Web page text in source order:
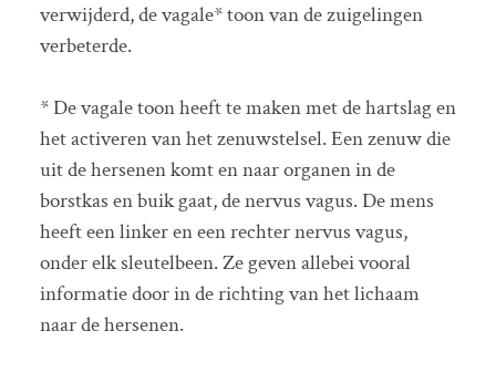
verwijderd, de vagale* toon van de zuigelingen
verbeterde.
* De vagale toon heeft te maken met de hartslag en
het activeren van het zenuwstelsel. Een zenuw die
uit de hersenen komt en naar organen in de
borstkas en buik gaat, de nervus vagus. De mens
heeft een linker en een rechter nervus vagus,
onder elk sleutelbeen. Ze geven allebei vooral
informatie door in de richting van het lichaam
naar de hersenen.